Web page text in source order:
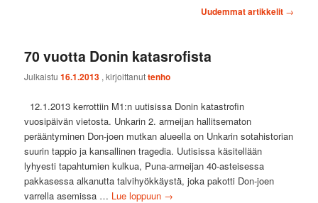
Uudemmat artikkelit →
70 vuotta Donin katasrofista
Julkaistu16.1.2013 , kirjoittanuttenho
12.1.2013 kerrottiin M1:n uutisissa Donin katastrofin
vuosipäivän vietosta. Unkarin 2. armeijan hallitsematon
perääntyminen Don-joen mutkan alueella on Unkarin sotahistorian
suurin tappio ja kansallinen tragedia. Uutisissa käsitellään
lyhyesti tapahtumien kulkua, Puna-armeijan 40-asteisessa
pakkasessa alkanutta talvihyökkäystä, joka pakotti Don-joen
varrella asemissa … Lue loppuun →